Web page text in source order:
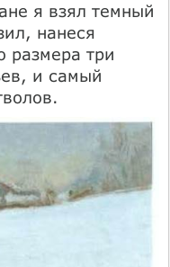
я взял темный
нанеся
размера три
и самый